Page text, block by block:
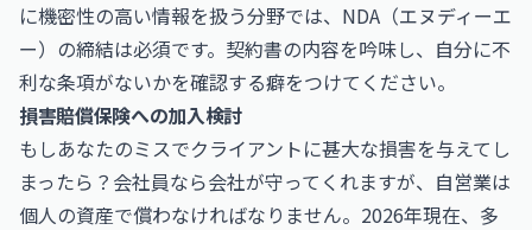
に機密性の高い情報を扱う分野では、NDA（エヌディーエ
ー）の締結は必須です。契約書の内容を吟味し、自分に不
利な条項がないかを確認する癖をつけてください。
損害賠償保険への加入検討
もしあなたのミスでクライアントに甚大な損害を与えてし
まったら？会社員なら会社が守ってくれますが、自営業は
個人の資産で償わなければなりません。2026年現在、多